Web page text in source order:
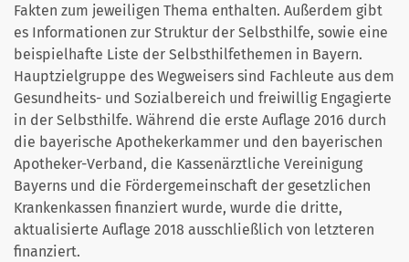
Fakten zum jeweiligen Thema enthalten. Außerdem gibt
es Informationen zur Struktur der Selbsthilfe, sowie eine
beispielhafte Liste der Selbsthilfethemen in Bayern.
Hauptzielgruppe des Wegweisers sind Fachleute aus dem
Gesundheits- und Sozialbereich und freiwillig Engagierte
in der Selbsthilfe. Während die erste Auflage 2016 durch
die bayerische Apothekerkammer und den bayerischen
Apotheker-Verband, die Kassenärztliche Vereinigung
Bayerns und die Fördergemeinschaft der gesetzlichen
Krankenkassen finanziert wurde, wurde die dritte,
aktualisierte Auflage 2018 ausschließlich von letzteren
finanziert.